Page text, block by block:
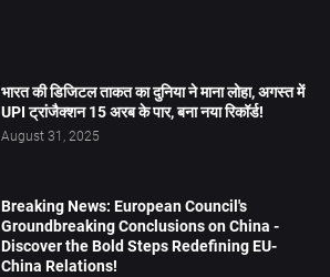
भारत की डिजिटल ताकत का दुनिया ने माना लोहा, अगस्त में
UPI ट्रांजैक्शन 15 अरब के पार, बना नया रिकॉर्ड!
August 31, 2025
Breaking News: European Council's
Groundbreaking Conclusions on China -
Discover the Bold Steps Redefining EU-
China Relations!